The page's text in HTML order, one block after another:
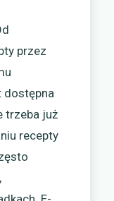
przez
dostępna
trzeba już
recepty